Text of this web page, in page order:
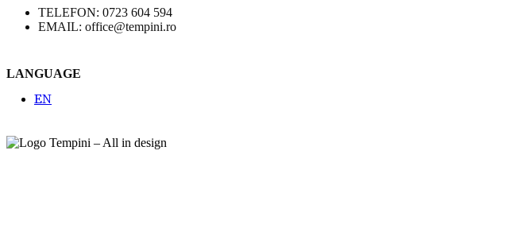
TELEFON: 0723 604 594
EMAIL: office@tempini.ro
LANGUAGE
EN